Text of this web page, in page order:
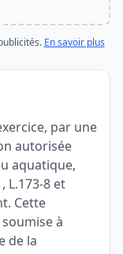
En savoir plus
par une
autorisée
aquatique,
L.173-8 et
Cette
à
de la